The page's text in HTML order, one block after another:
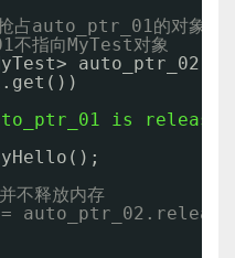
auto_ptr_01的对象
指向MyTest对象
auto_ptr_02 =
is
不释放内存